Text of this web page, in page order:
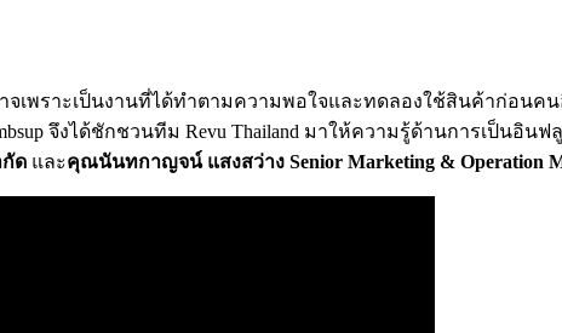
จเพราะเป็นงานที่ได้ทำตามความพอใจและทดลองใช้สินค้าก่อน
จึงได้ชักชวนทีม Revu Thailand มาให้ความรู้ด้านการเป็นอินฟ
กัด และคุณนันทกาญจน์ แสงสว่าง Senior Marketing & Operation